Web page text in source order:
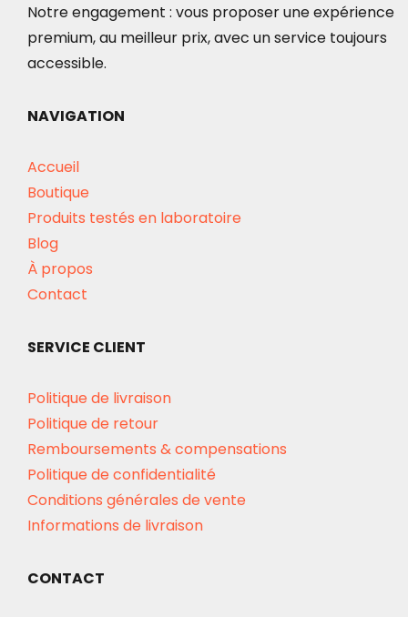
Notre engagement : vous proposer une expérience
premium, au meilleur prix, avec un service toujours
accessible.
NAVIGATION
Accueil
Boutique
Produits testés en laboratoire
Blog
À propos
Contact
SERVICE CLIENT
Politique de livraison
Politique de retour
Remboursements & compensations
Politique de confidentialité
Conditions générales de vente
Informations de livraison
CONTACT